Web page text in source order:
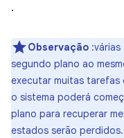
.
Observação
segundo plano ao
executar muitas tarefas
o sistema poderá
plano para recuperar
estados serão perdidos.